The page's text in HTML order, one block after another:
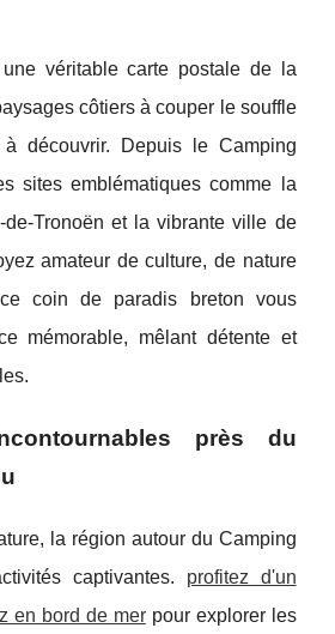
véritable carte postale de la
côtiers à couper le souffle
découvrir. Depuis le Camping
sites emblématiques comme la
de-Tronoën et la vibrante ville de
amateur de culture, de nature
coin de paradis breton vous
mémorable, mêlant détente et
près du
la région autour du Camping
captivantes. profitez d'un
en bord de merpour explorer les